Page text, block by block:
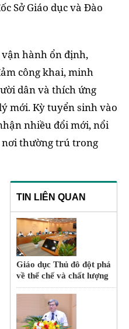
Sở Giáo dục và Đào
hành ổn định,
công khai, minh
dân và thích ứng
mới. Kỳ tuyển sinh vào
nhiều đổi mới, nổi
nơi thường trú trong
TIN LIÊN QUAN
Giáo dục Thủ đô đột phá
về thể chế và chất lượng